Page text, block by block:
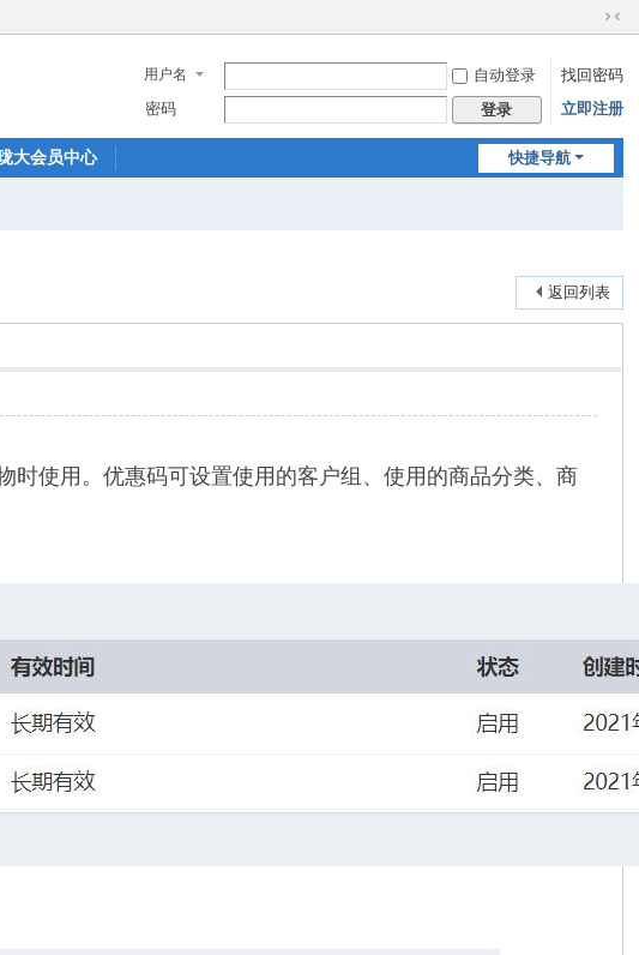
切
到
窄
用户名 自动登录
找回密码
密码
登录 立即注册
快捷导航
大会员中心
返回列表
使用。优惠码可设置使用的客户组、使用的商品分类、商